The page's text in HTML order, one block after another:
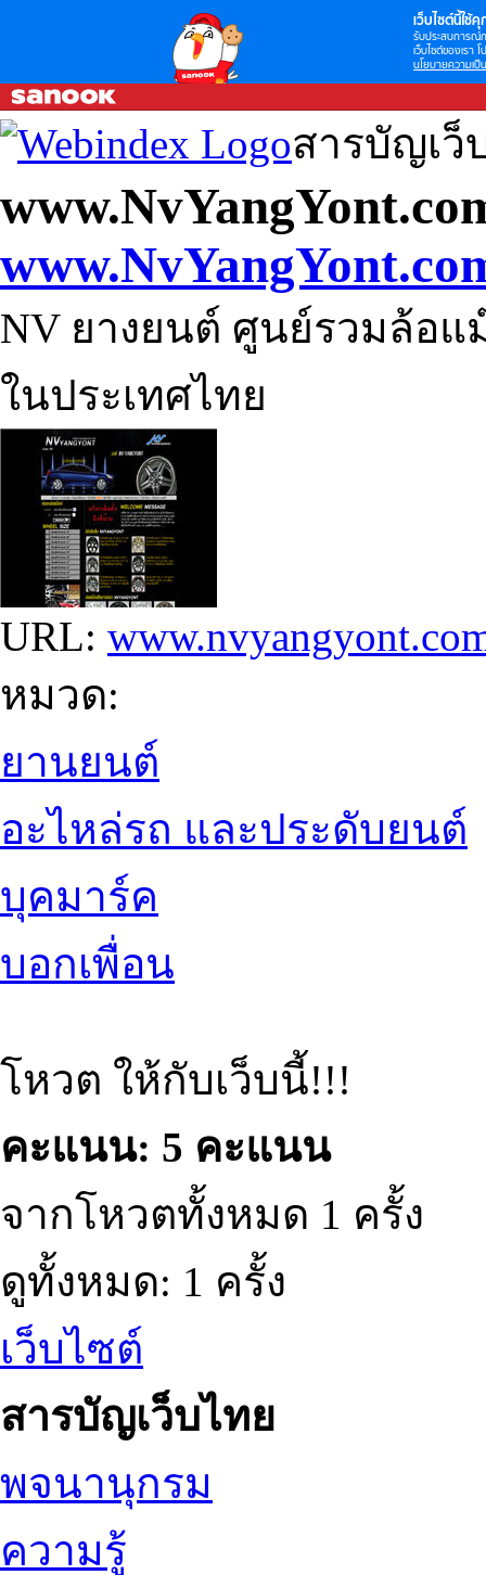
เว็บไซต์นี้ใช้คุ
รับประสบการณ์
เว็บไซต์ของเรา
นโยบายความเป็
สารบัญเว็
NV ยางยนต์ ศูนย์รวมล้อ
ในประเทศไทย
URL:
หมวด:
ยานยนต์
อะไหล่รถ และประดับยนต์
บุคมาร์ค
บอกเพื่อน
โหวต ให้กับเว็บนี้!!!
คะแนน: 5 คะแนน
จากโหวตทั้งหมด 1 ครั้ง
ดูทั้งหมด: 1 ครั้ง
เว็บไซต์
สารบัญเว็บไทย
พจนานุกรม
ความรู้